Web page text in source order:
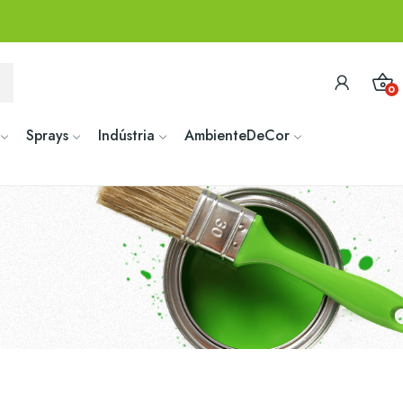
0
Sprays Indústria
AmbienteDeCor